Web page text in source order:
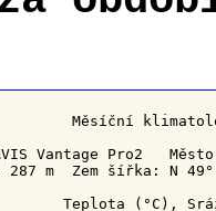
Měsíční
Vantage Pro2
287 m  Zem šířka: N
Teplota (°C),